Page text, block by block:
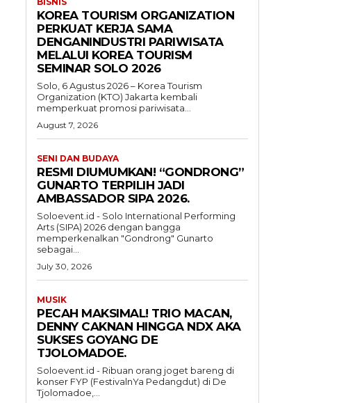
KOREA TOURISM ORGANIZATION
PERKUAT KERJA SAMA
DENGANINDUSTRI PARIWISATA
MELALUI KOREA TOURISM
SEMINAR SOLO 2026
Solo, 6 Agustus 2026 – Korea Tourism
Organization (KTO) Jakarta kembali
memperkuat promosi pariwisata...
August 7, 2026
SENI DAN BUDAYA
RESMI DIUMUMKAN! “GONDRONG”
GUNARTO TERPILIH JADI
AMBASSADOR SIPA 2026.
Soloevent.id - Solo International Performing
Arts (SIPA) 2026 dengan bangga
memperkenalkan "Gondrong" Gunarto
sebagai...
July 30, 2026
MUSIK
PECAH MAKSIMAL! TRIO MACAN,
DENNY CAKNAN HINGGA NDX AKA
SUKSES GOYANG DE
TJOLOMADOE.
Soloevent.id - Ribuan orang joget bareng di
konser FYP (FestivalnYa Pedangdut) di De
Tjolomadoe,...